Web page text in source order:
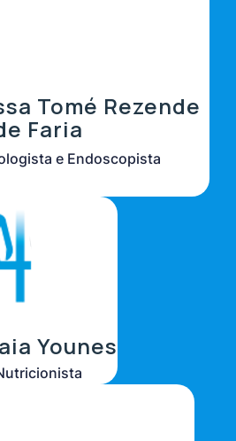
Tomé Rezende
Faria
e Endoscopista
Younes